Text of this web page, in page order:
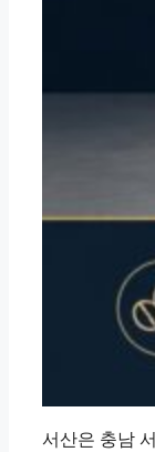
서산은 충남